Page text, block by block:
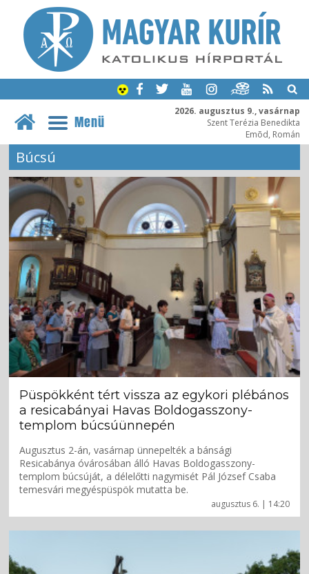
2026. augusztus 9., vasárnap
Szent Terézia Benedikta
Emõd, Román
Menü
Búcsú
augusztus 6. | 14:20
Püspökként tért vissza az egykori plébános
a resicabányai Havas Boldogasszony-
templom búcsúünnepén
Augusztus 2-án, vasárnap ünnepelték a bánsági
Resicabánya óvárosában álló Havas Boldogasszony-
templom búcsúját, a délelőtti nagymisét Pál József Csaba
temesvári megyéspüspök mutatta be.